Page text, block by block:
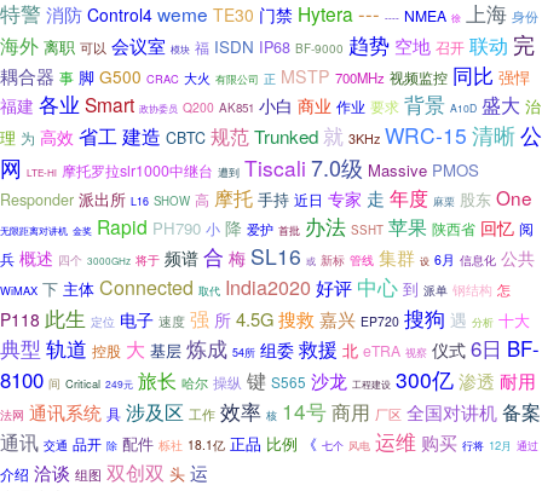
特警消防 Control4 weme TE30 门禁 Hytera --- ---- NMEA 徐 上海 身份
海外 离职 可以 会议室 模块 福 ISDN IP68 BF-9000 趋势 空地 召开 联动 完
耦合器 事 脚 G500 CRAC 大火 有限公司 正 MSTP 700MHz 视频监控 同比 强悍
福建 各业 Smart 政协委员 Q200 AK851 小白 商业 作业 要求 背景 A10D 盛大 治
理 为 高效 省工建造 CBTC 规范Trunked就 3KHz WRC-15 清晰公
网 LTE-Hi 摩托罗拉slr1000中继台 遭到 Tiscali 7.0级 Massive PMOS
Responder 派出所 L16 SHOW 高 摩托 手持 近日 专家 走 年度 麻栗 股东 One
无限距离对讲机 金奖 Rapid PH790 小 降 爱护 首批 办法 SSHT 苹果 陕西省 回忆 阅
兵 概述 四个 3000GHz 将于 频谱 合 梅 SL16 或 新标 管线 集群 设 6月 信息化 公共
WiMAX 下 主体 Connected 取代 India2020 好评 中心 到 派单 钢结构 怎
P118 此生 定位 电子 速度 强 所 4.5G搜救 嘉兴 EP720 搜狗 遇 分析 十大
典型 轨道 控股 大 基层 炼成 54所 组委 救援 北 eTRA 视察 仪式 6日 BF-
8100 间 Critical 249元 旅长 哈尔 操纵 键 S565 沙龙 工程建设 300亿渗透 耐用
法网 通讯系统 具 涉及区 工作 效率 核 14号商用 厂区 全国对讲机备案
通讯 交通 品开 除 配件 栎社 18.1亿 正品 比例 《 七个 风电 运维 购买 行将 12月 通过
介绍 洽谈 组图 双创双 头 运